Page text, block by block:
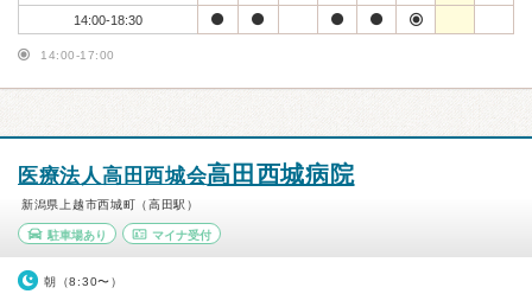
14:00-18:30
14:00-17:00
医療法人高田西城会高田西城病院
新潟県上越市西城町（高田駅）
駐車場あり マイナ受付
朝（8:30〜）